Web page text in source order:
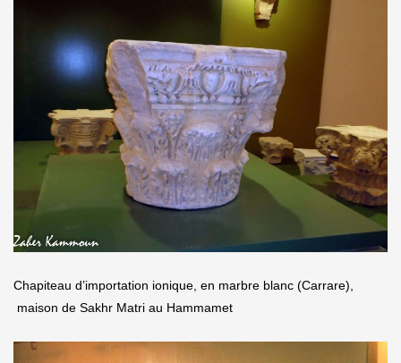
Chapiteau d’importation ionique, en marbre blanc (Carrare),
maison de Sakhr Matri au Hammamet